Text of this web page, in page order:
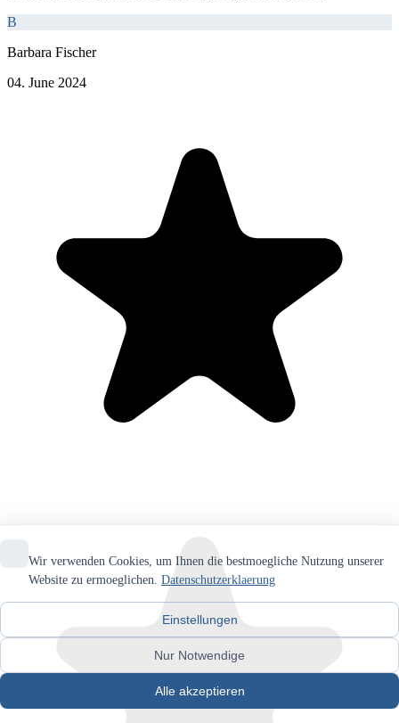
B
Barbara Fischer
04. June 2024
Wir verwenden Cookies, um Ihnen die bestmoegliche Nutzung unserer
Website zu ermoeglichen. Datenschutzerklaerung
Einstellungen
Nur Notwendige
Alle akzeptieren